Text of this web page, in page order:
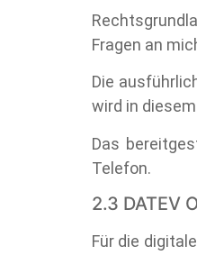
Fragen an
Die
wird in
Das
Telefon.
2.3 DATEV
Für die